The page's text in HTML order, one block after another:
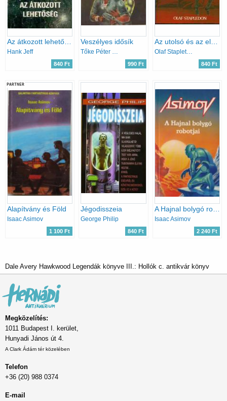
Az átkozott lehetőség
Hank Jeff
840 Ft
Veszélyes idősík
Tőke Péter Miklós
990 Ft
Az utolsó és az első emberek
Olaf Stapleton
840 Ft
PARTNER
Alapítvány és Föld
Isaac Asimov
1 100 Ft
Jégodisszeia
George Philip
840 Ft
A Hajnal bolygó robotjai
Isaac Asimov
2 240 Ft
Dale Avery Hawkwood Legendák könyve III.: Hollók c. antikvár könyv
Megközelítés:
1011 Budapest I. kerület,
Hunyadi János út 4.
A Clark Ádám tér közelében
Telefon
+36 (20) 988 0374
E-mail